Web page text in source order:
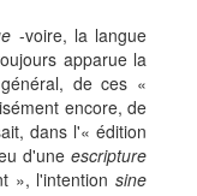
-voire, la langue
apparue la
de ces «
encore, de
dans l'« édition
d'une escripture
», l'intention sine